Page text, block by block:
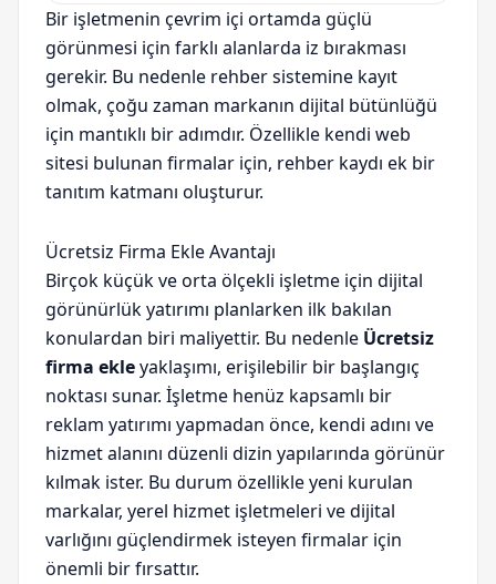
Bir işletmenin çevrim içi ortamda güçlü
görünmesi için farklı alanlarda iz bırakması
gerekir. Bu nedenle rehber sistemine kayıt
olmak, çoğu zaman markanın dijital bütünlüğü
için mantıklı bir adımdır. Özellikle kendi web
sitesi bulunan firmalar için, rehber kaydı ek bir
tanıtım katmanı oluşturur.
Ücretsiz Firma Ekle Avantajı
Birçok küçük ve orta ölçekli işletme için dijital
görünürlük yatırımı planlarken ilk bakılan
konulardan biri maliyettir. Bu nedenle Ücretsiz
firma ekleyaklaşımı, erişilebilir bir başlangıç
noktası sunar. İşletme henüz kapsamlı bir
reklam yatırımı yapmadan önce, kendi adını ve
hizmet alanını düzenli dizin yapılarında görünür
kılmak ister. Bu durum özellikle yeni kurulan
markalar, yerel hizmet işletmeleri ve dijital
varlığını güçlendirmek isteyen firmalar için
önemli bir fırsattır.